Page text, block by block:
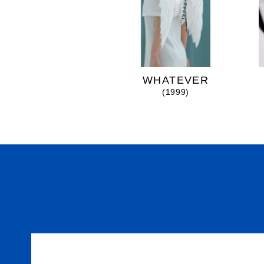
WHATEVER
(1999)